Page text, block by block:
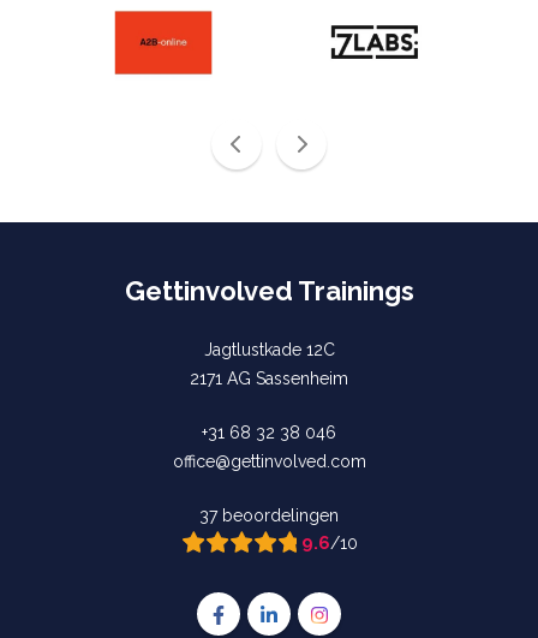
Gettinvolved Trainings
Jagtlustkade 12C
2171 AG Sassenheim
+31 68 32 38 046
office@gettinvolved.com
37 beoordelingen
9.6/10
Volg ons op Facebook Gettinvolved
Volg ons op LinkedIn
Volg ons op Instagram